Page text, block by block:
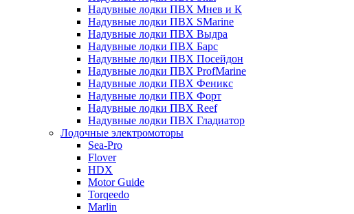
Надувные лодки ПВХ Мнев и К
Надувные лодки ПВХ SMarine
Надувные лодки ПВХ Выдра
Надувные лодки ПВХ Барс
Надувные лодки ПВХ Посейдон
Надувные лодки ПВХ ProfMarine
Надувные лодки ПВХ Феникс
Надувные лодки ПВХ Форт
Надувные лодки ПВХ Reef
Надувные лодки ПВХ Гладиатор
Лодочные электромоторы
Sea-Pro
Flover
HDX
Motor Guide
Torqeedo
Marlin